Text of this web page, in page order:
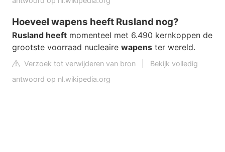
Hoeveel wapens heeft Rusland nog?
Rusland heeft momenteel met 6.490 kernkoppen de
grootste voorraad nucleaire wapens ter wereld.
Verzoek tot verwijderen van bron
Bekijk volledig
antwoord op nl.wikipedia.org